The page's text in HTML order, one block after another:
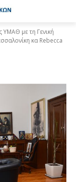
ΥΜΑΘ με τη Γενική
κα Rebecca